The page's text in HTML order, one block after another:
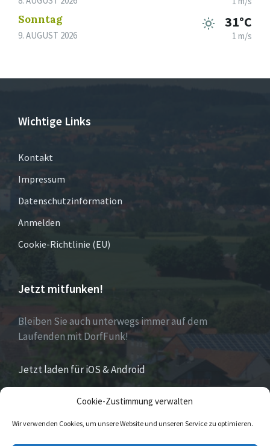
Cookie-Zustimmung verwalten
Wir verwenden Cookies, um unsere Website und unseren Service zu optimieren.
Sonntag
9. AUGUST 2026
31°C
1 m/s
Wichtige Links
Kontakt
Impressum
Datenschutzinformation
Anmelden
Cookie-Richtlinie (EU)
Jetzt mitfunken!
Bleiben Sie auch unterwegs immer auf dem
Laufenden mit DorfFunk!
Jetzt laden für iOS & Android